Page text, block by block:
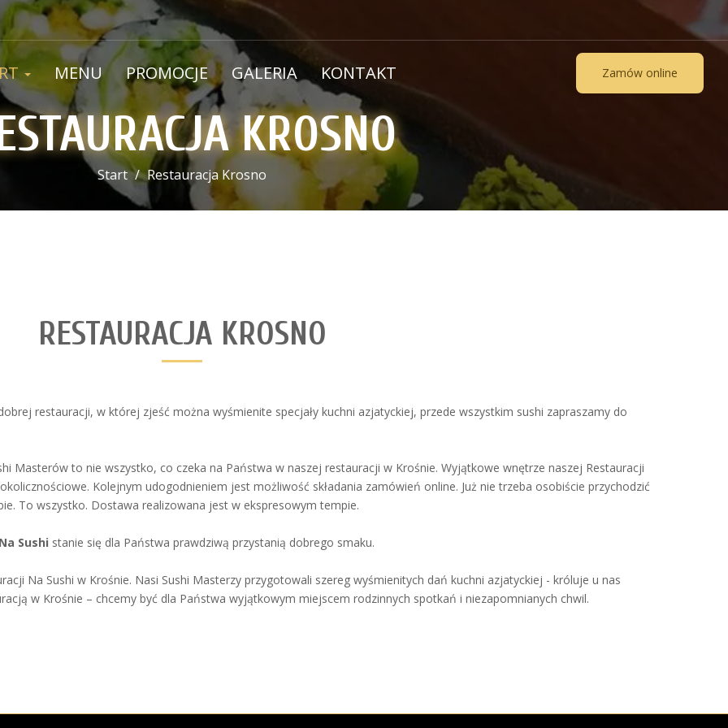
MENU PROMOCJE GALERIA KONTAKT Zamów online
KROSNO
Start Restauracja Krosno
RESTAURACJA KROSNO
restauracji, w której zjeść można wyśmienite specjały kuchni azjatyckiej, przede wszystkim sushi zapraszamy do
Masterów to nie wszystko, co czeka na Państwa w naszej restauracji w Krośnie. Wyjątkowe wnętrze naszej Restauracji
Kolejnym udogodnieniem jest możliwość składania zamówień online. Już nie trzeba osobiście przychodzić
To wszystko. Dostawa realizowana jest w ekspresowym tempie.
Sushi stanie się dla Państwa prawdziwą przystanią dobrego smaku.
Na Sushi w Krośnie. Nasi Sushi Masterzy przygotowali szereg wyśmienitych dań kuchni azjatyckiej - króluje u nas
w Krośnie – chcemy być dla Państwa wyjątkowym miejscem rodzinnych spotkań i niezapomnianych chwil.